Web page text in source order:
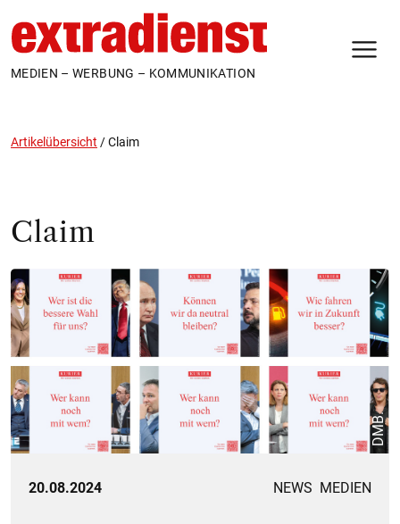
MEDIEN – WERBUNG – KOMMUNIKATION
Artikelübersicht /Claim
Claim
DMB.
20.08.2024 NEWS MEDIEN